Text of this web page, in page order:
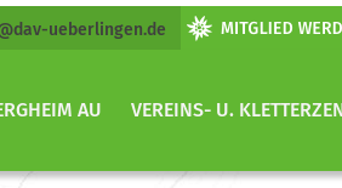
ueberlingen.de
AU VEREINS- U.